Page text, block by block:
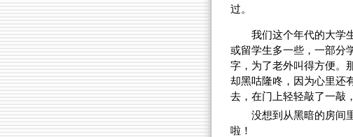
过。
我们这个年代的大学
或留学生多一些，一部分
字，为了老外叫得方便。
却黑咕隆咚，因为心里还
去，在门上轻轻敲了一敲
没想到从黑暗的房间
啦！